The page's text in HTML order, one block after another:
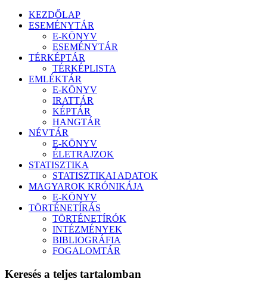
KEZDŐLAP
ESEMÉNYTÁR
E-KÖNYV
ESEMÉNYTÁR
TÉRKÉPTÁR
TÉRKÉPLISTA
EMLÉKTÁR
E-KÖNYV
IRATTÁR
KÉPTÁR
HANGTÁR
NÉVTÁR
E-KÖNYV
ÉLETRAJZOK
STATISZTIKA
STATISZTIKAI ADATOK
MAGYAROK KRÓNIKÁJA
E-KÖNYV
TÖRTÉNETÍRÁS
TÖRTÉNETÍRÓK
INTÉZMÉNYEK
BIBLIOGRÁFIA
FOGALOMTÁR
Keresés a teljes tartalomban